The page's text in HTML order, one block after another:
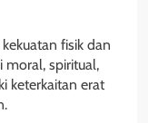
fisik dan
moral, spiritual,
keterkaitan erat